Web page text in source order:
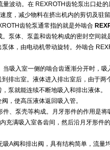
波动。在 REXROTH齿轮泵出口处的
度，减少物料在挤出机内的剪切及驻
齿轮泵通常指的就是外啮合
泵体、泵盖和齿轮构成的密封空间就
体，由电动机带动旋转。外啮合
吸入室一侧的啮合齿逐渐分开时，吸
排出室。液体进入排出室后，由于两
泵就能连续不断地吸入和排出液体。
，使高压液体返回吸入管。
、泵壳等构成。月牙形件的作用是
充满吸入室各齿间，然后沿月牙形件
A阀和排出阀，具有结构简单，流量